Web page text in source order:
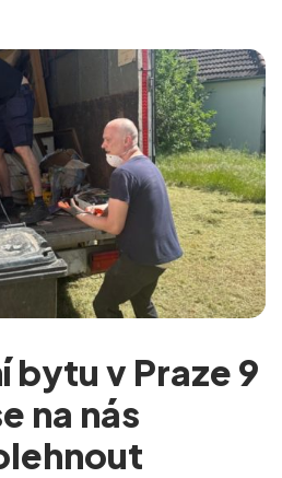
bytu v Praze 9
na nás